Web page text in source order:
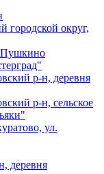
городской округ,
р-н, деревня
р-н, сельское
ул.
деревня